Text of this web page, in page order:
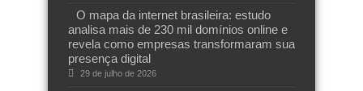
O mapa da internet brasileira: estudo
analisa mais de 230 mil domínios online e
revela como empresas transformaram sua
presença digital
29 de julho de 2026